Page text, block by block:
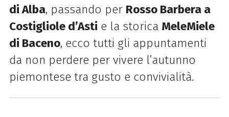
di Alba, passando per Rosso Barbera a
Costigliole d’Asti e la storica MeleMiele
di Baceno, ecco tutti gli appuntamenti
da non perdere per vivere l’autunno
piemontese tra gusto e convivialità.